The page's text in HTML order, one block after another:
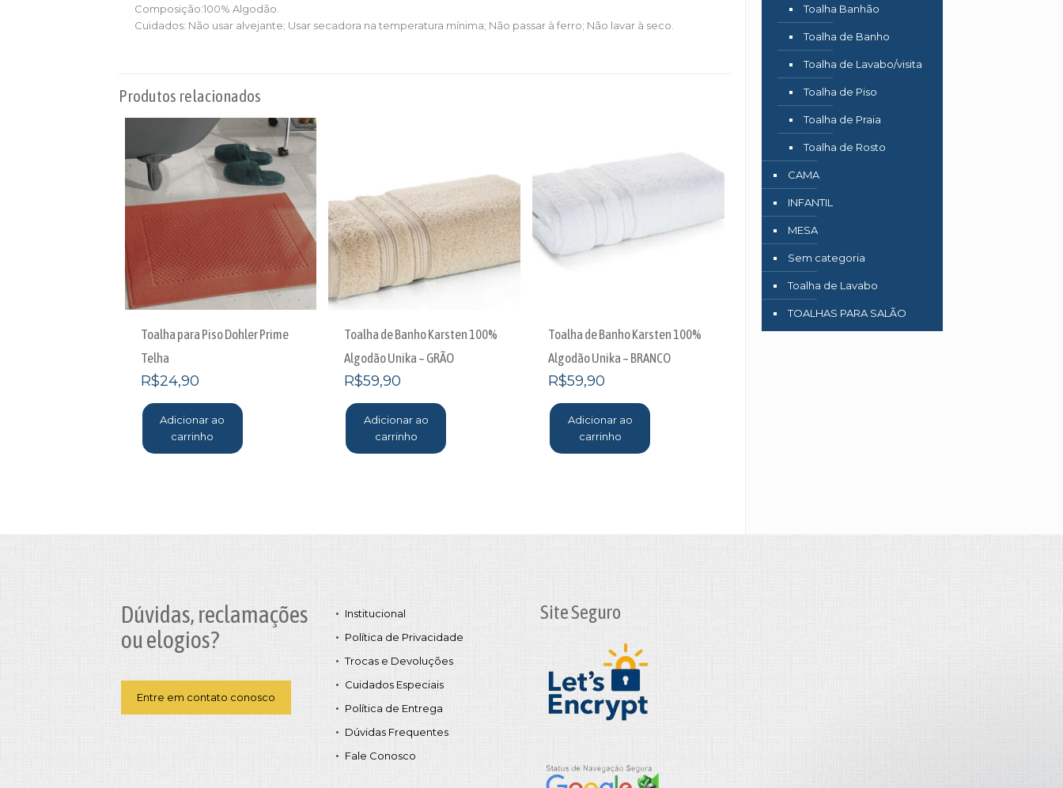
Composição:100% Algodão.
Cuidados: Não usar alvejante; Usar secadora na temperatura mínima; Não passar à ferro; Não lavar à seco.
Produtos relacionados
Toalha para Piso Dohler Prime
Telha
R$24,90
Adicionar ao
carrinho
Toalha de Banho Karsten 100%
Algodão Unika – GRÃO
R$59,90
Adicionar ao
carrinho
Toalha de Banho Karsten 100%
Algodão Unika – BRANCO
R$59,90
Adicionar ao
carrinho
Toalha Banhão
Toalha de Banho
Toalha de Lavabo/visita
Toalha de Piso
Toalha de Praia
Toalha de Rosto
CAMA
INFANTIL
MESA
Sem categoria
Toalha de Lavabo
TOALHAS PARA SALÃO
Dúvidas, reclamações
ou elogios?
Entre em contato conosco
Institucional
Política de Privacidade
Trocas e Devoluções
Cuidados Especiais
Política de Entrega
Dúvidas Frequentes
Fale Conosco
Site Seguro